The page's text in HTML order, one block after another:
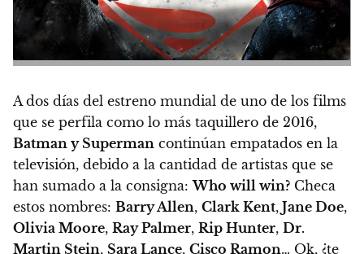
A dos días del estreno mundial de uno de los films
que se perfila como lo más taquillero de 2016,
Batman y Superman continúan empatados en la
televisión, debido a la cantidad de artistas que se
han sumado a la consigna:Who will win? Checa
estos nombres: Barry Allen, Clark Kent, Jane Doe,
Olivia Moore, Ray Palmer, Rip Hunter, Dr.
Martin Stein, Sara Lance, Cisco Ramon… Ok, ¿te